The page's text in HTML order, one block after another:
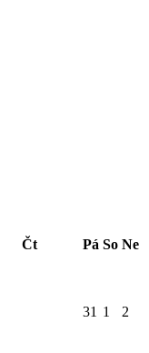
Čt Pá So Ne
31 1 2